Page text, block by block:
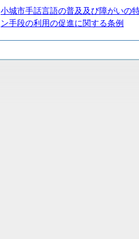
小城市手話言語の普及及び障がいの
ン手段の利用の促進に関する条例